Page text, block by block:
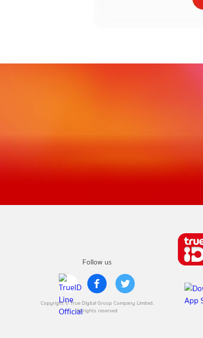
Follow us
Copyright © True Digital Group Company Limited.
All rights reserved